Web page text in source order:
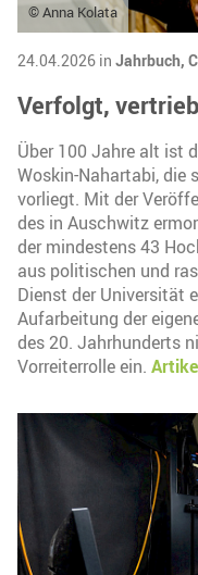
© Anna Kolata
24.04.2026 in Jahrbuch,
Verfolgt,
Über 100 Jahre alt ist
Woskin-Nahartabi, die
vorliegt. Mit der
des in Auschwitz
der mindestens 43
aus politischen und
Dienst der Universität
Aufarbeitung der
des 20. Jahrhunderts
Vorreiterrolle ein.